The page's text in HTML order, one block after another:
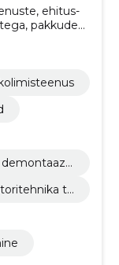
ehitus-
pakkudes
j
tr